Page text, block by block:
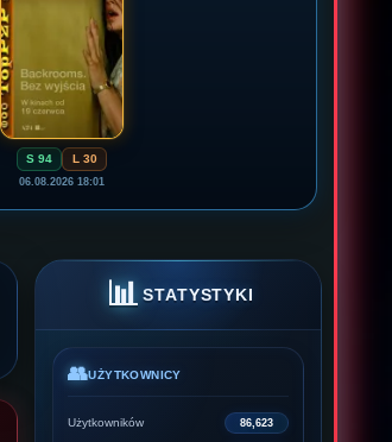
S 94 L 30
06.08.2026 18:01
📊 STATYSTYKI
👥UŻYTKOWNICY
Użytkowników 86,623